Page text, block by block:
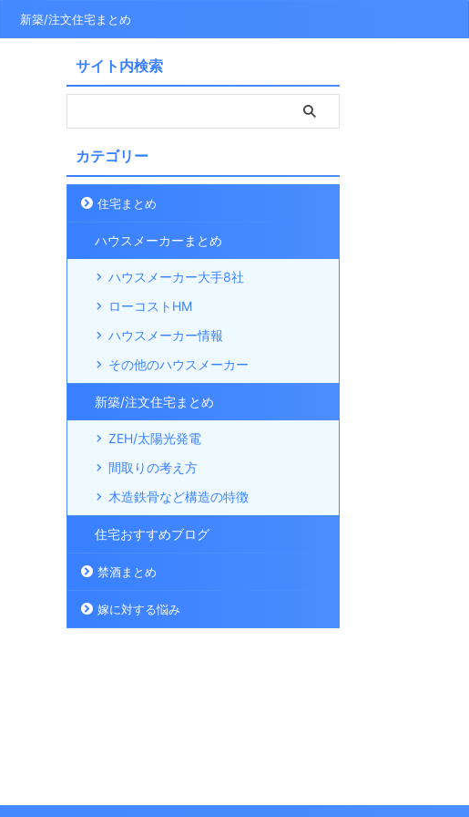
新築/注文住宅まとめ
サイト内検索
カテゴリー
住宅まとめ
ハウスメーカーまとめ
ハウスメーカー大手8社
ローコストHM
ハウスメーカー情報
その他のハウスメーカー
新築/注文住宅まとめ
ZEH/太陽光発電
間取りの考え方
木造鉄骨など構造の特徴
住宅おすすめブログ
禁酒まとめ
嫁に対する悩み